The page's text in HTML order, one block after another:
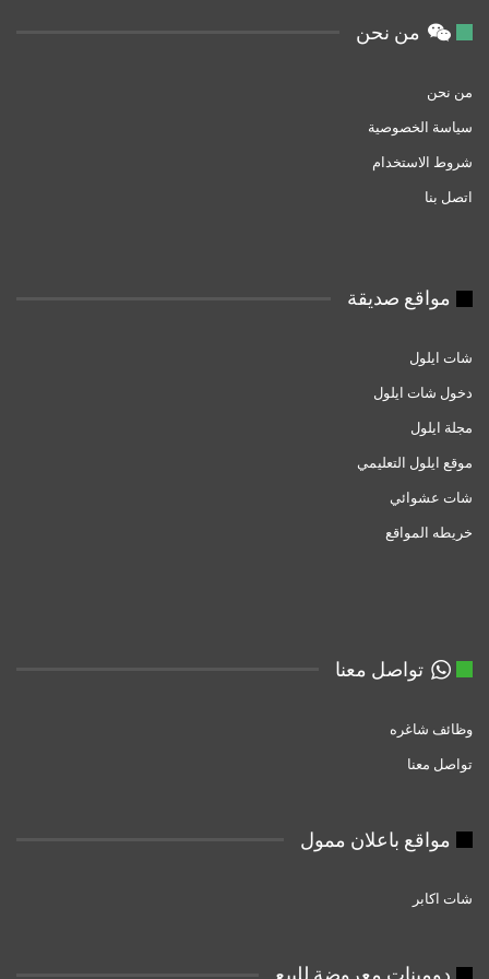
من نحن
من نحن
سياسة الخصوصية
شروط الاستخدام
اتصل بنا
مواقع صديقة
شات ايلول
دخول شات ايلول
مجلة ايلول
موقع ايلول التعليمي
شات عشوائي
خريطه المواقع
تواصل معنا
وظائف شاغره
تواصل معنا
مواقع باعلان ممول
شات اكابر
دومبنات معروضة للبيع